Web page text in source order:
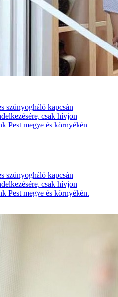
szúnyogháló kapcsán
csak hívjon
Pest megye és környékén.
szúnyogháló kapcsán
csak hívjon
Pest megye és környékén.